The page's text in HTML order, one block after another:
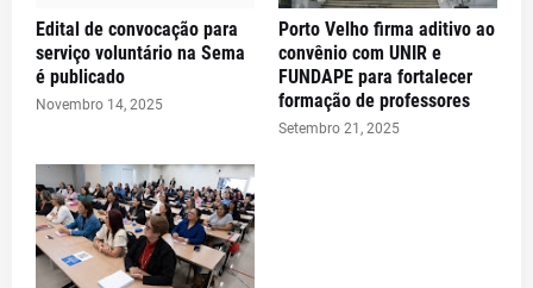
Edital de convocação para
serviço voluntário na Sema
é publicado
Novembro 14, 2025
Porto Velho firma aditivo ao
convênio com UNIR e
FUNDAPE para fortalecer
formação de professores
Setembro 21, 2025